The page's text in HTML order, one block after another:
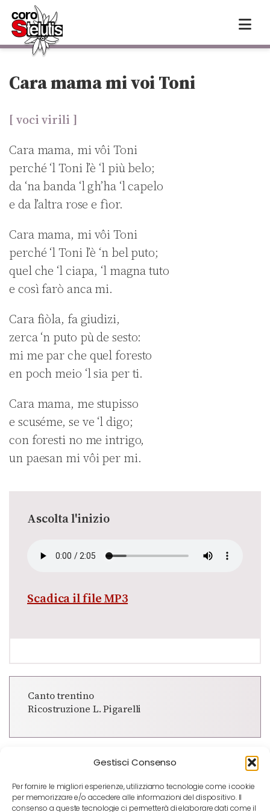
Gestisci Consenso
Per fornire le migliori esperienze, utilizziamo tecnologie come i cookie
per memorizzare e/o accedere alle informazioni del dispositivo. Il
consenso a queste tecnologie ci permetterà di elaborare dati come il
content
Cara mama mi voi Toni
[ voci virili ]
Cara mama, mi vôi Toni
perché ‘l Toni l’è ‘l più belo;
da ‘na banda ‘l gh’ha ‘l capelo
e da l’altra rose e fìor.
Cara mama, mi vôi Toni
perché ‘l Toni l’è ‘n bel puto;
quel che ‘l ciapa, ‘l magna tuto
e così farò anca mi.
Cara fiòla, fa giudizi,
zerca ‘n puto pù de sesto:
mi me par che quel foresto
en poch meio ‘l sia per ti.
Cara mama, me stupisso
e scuséme, se ve ‘l digo;
con foresti no me intrigo,
un paesan mi vôi per mi.
Ascolta l'inizio
Scadica il file MP3
Canto trentino
Ricostruzione L. Pigarelli